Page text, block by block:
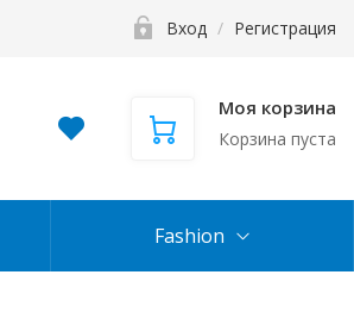
Вход / Регистрация
Моя корзина
Корзина пуста
Fashion